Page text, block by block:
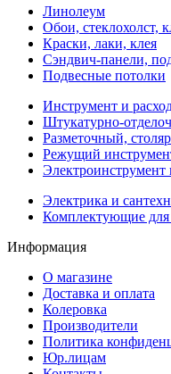
Линолеум
Обои, стеклохолст,
Краски, лаки, клея
Сэндвич-панели,
Подвесные потолки
Инструмент и
Штукатурно-
Разметочный,
Режущий
Электроинструмент
Электрика и
Комплектующие для
Информация
О магазине
Доставка и оплата
Колеровка
Производители
Политика
Юр.лицам